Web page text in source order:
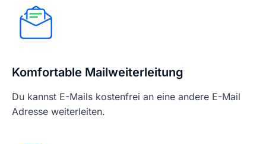
Komfortable Mailweiterleitung
Du kannst E-Mails kostenfrei an eine andere E-Mail
Adresse weiterleiten.